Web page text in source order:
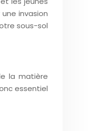
invasion
sous-sol
la matière
essentiel